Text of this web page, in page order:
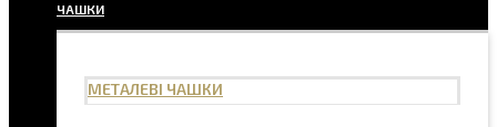
ЧАШКИ
МЕТАЛЕВІ ЧАШКИ